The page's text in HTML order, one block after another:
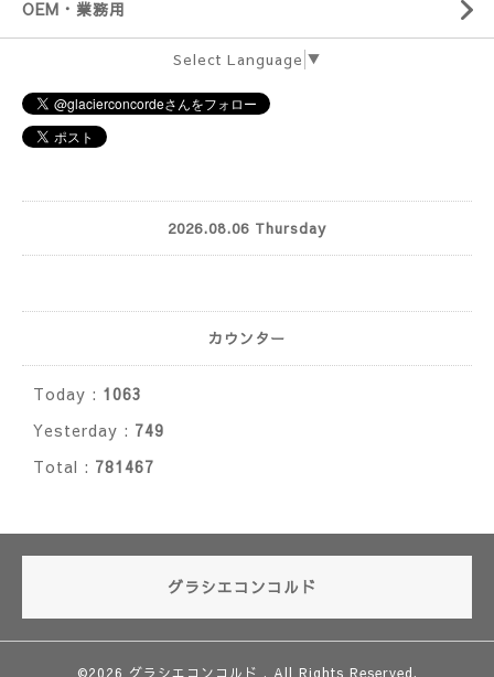
OEM・業務用
Select Language ▼
2026.08.06 Thursday
カウンター
Today : 1063
Yesterday : 749
Total : 781467
グラシエコンコルド
©2026 グラシエコンコルド . All Rights Reserved.